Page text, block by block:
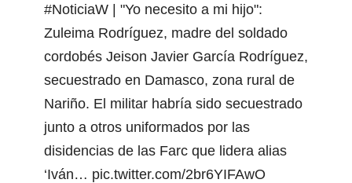
#NoticiaW | "Yo necesito a mi hijo":
Zuleima Rodríguez, madre del soldado
cordobés Jeison Javier García Rodríguez,
secuestrado en Damasco, zona rural de
Nariño. El militar habría sido secuestrado
junto a otros uniformados por las
disidencias de las Farc que lidera alias
‘Iván… pic.twitter.com/2br6YIFAwO